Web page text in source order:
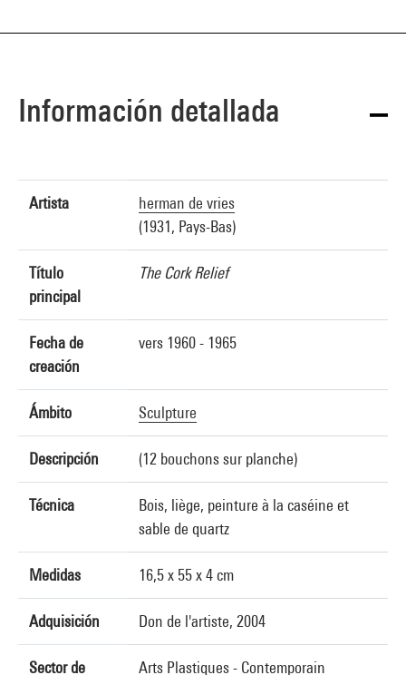
Información detallada
Artista
herman de vries
(1931, Pays-Bas)
Título
principal
The Cork Relief
Fecha de
creación
vers 1960 - 1965
Ámbito Sculpture
Descripción (12 bouchons sur planche)
Técnica
Bois, liège, peinture à la caséine et
sable de quartz
Medidas 16,5 x 55 x 4 cm
Adquisición Don de l'artiste, 2004
Sector de Arts Plastiques - Contemporain